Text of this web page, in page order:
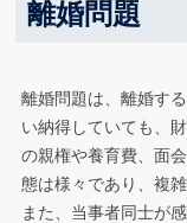
離婚問題
離婚問題は、離婚す
い納得していても、
の親権や養育費、面
態は様々であり、複
また、当事者同士が